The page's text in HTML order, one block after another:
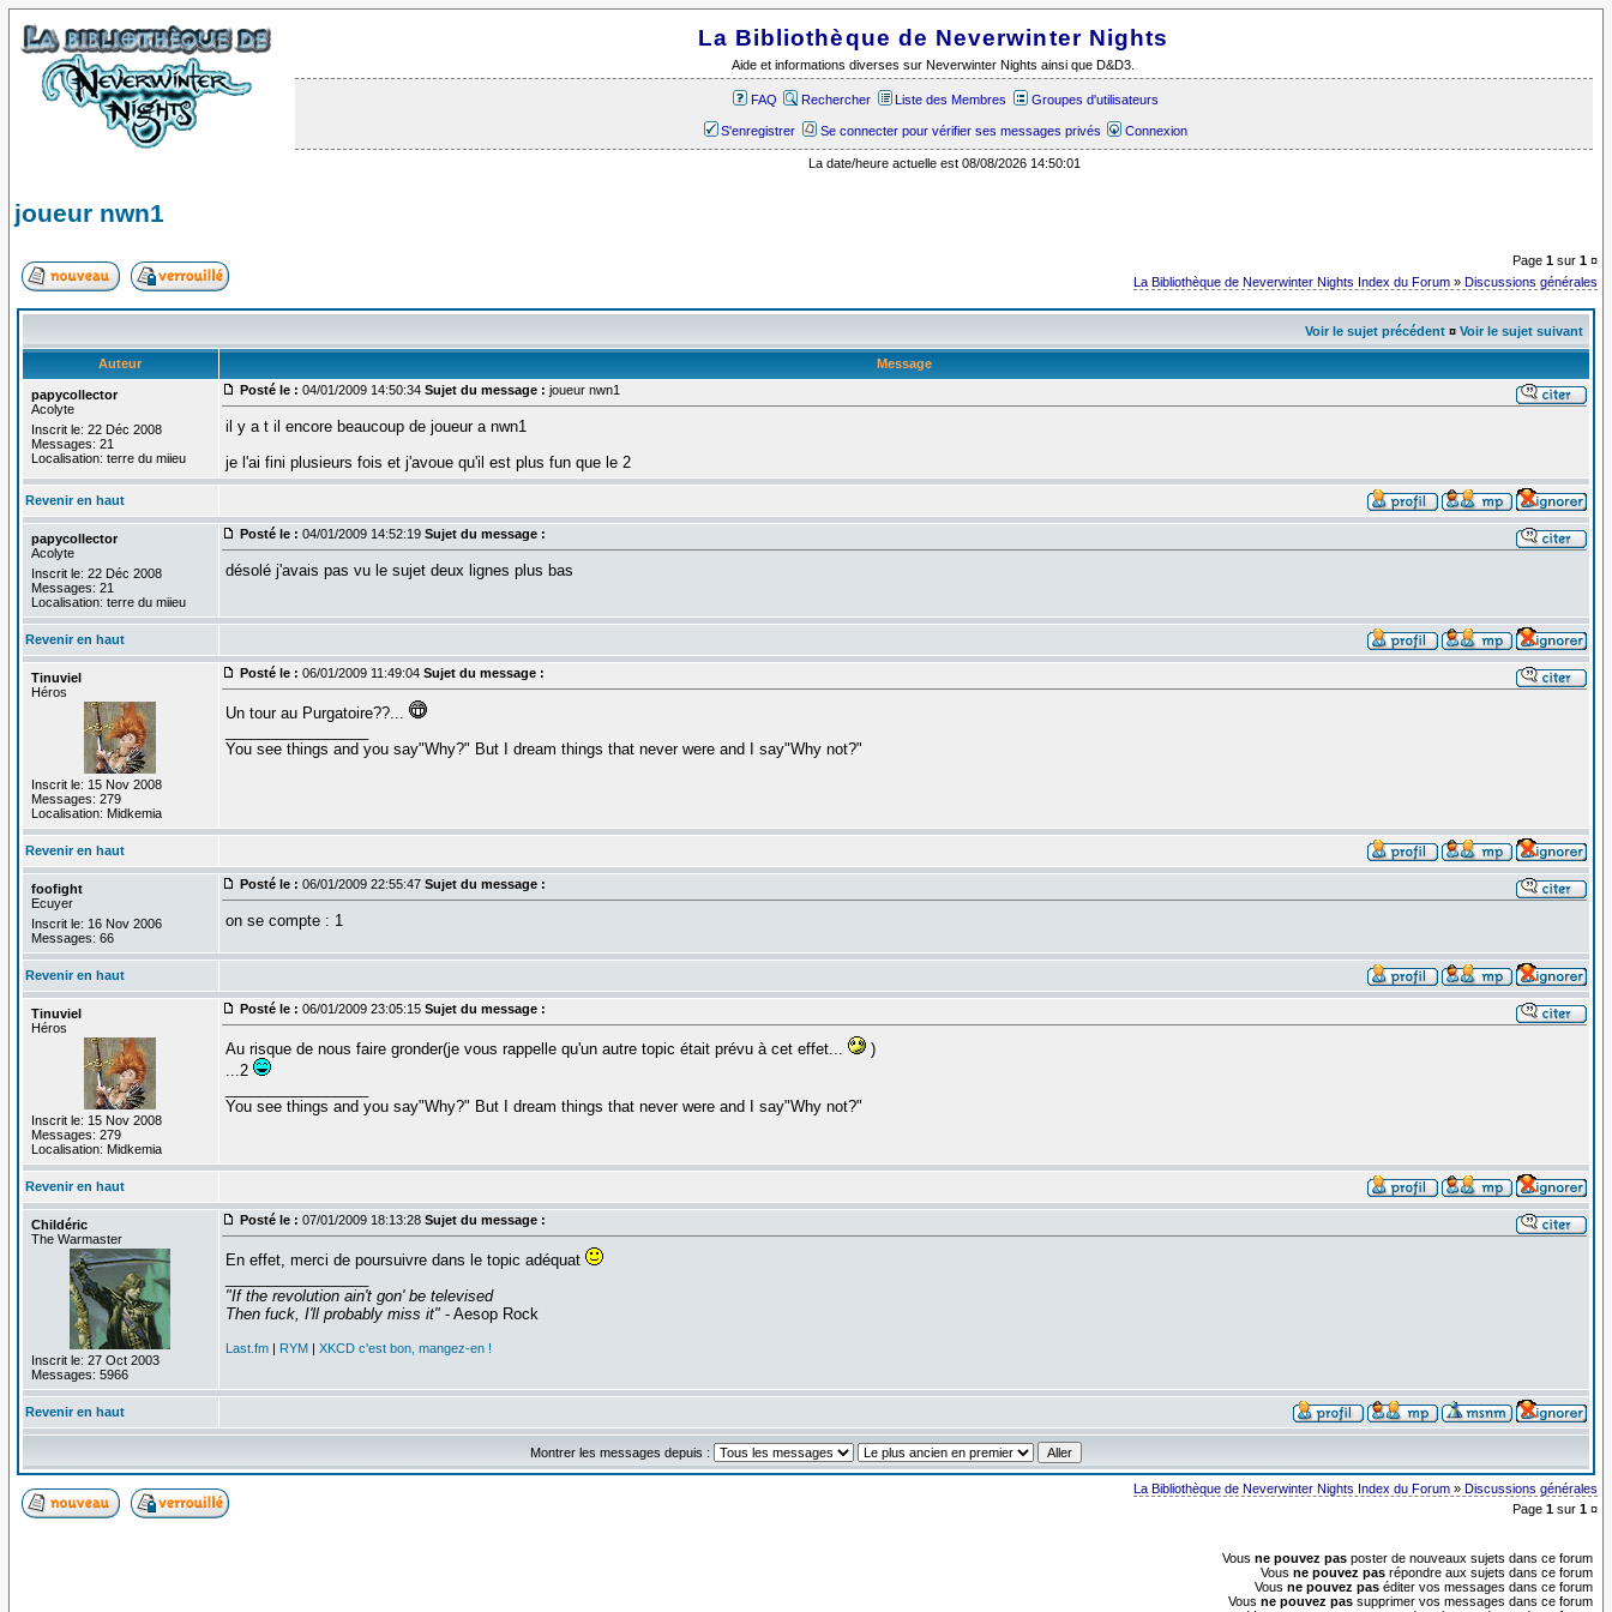
La Bibliothèque de Neverwinter Nights
Aide et informations diverses sur Neverwinter Nights ainsi que D&D3.
FAQ Rechercher Liste des Membres Groupes d'utilisateurs
S'enregistrer Se connecter pour vérifier ses messages privés Connexion
La date/heure actuelle est 08/08/2026 14:50:01
joueur nwn1
Page1 sur1 ¤
La Bibliothèque de Neverwinter Nights Index du Forum »Discussions générales
Voir le sujet précédent¤ Voir le sujet suivant
Auteur Message
papycollector
Acolyte
Inscrit le: 22 Déc 2008
Messages: 21
Localisation: terre du miieu
Posté le : 04/01/2009 14:50:34 Sujet du message : joueur nwn1
il y a t il encore beaucoup de joueur a nwn1
je l'ai fini plusieurs fois et j'avoue qu'il est plus fun que le 2
Revenir en haut
papycollector
Acolyte
Inscrit le: 22 Déc 2008
Messages: 21
Localisation: terre du miieu
Posté le : 04/01/2009 14:52:19 Sujet du message :
désolé j'avais pas vu le sujet deux lignes plus bas
Revenir en haut
Tinuviel
Héros
Inscrit le: 15 Nov 2008
Messages: 279
Localisation: Midkemia
Posté le : 06/01/2009 11:49:04 Sujet du message :
Un tour au Purgatoire??...
You see things and you say"Why?" But I dream things that never were and I say"Why not?"
Revenir en haut
foofight
Ecuyer
Inscrit le: 16 Nov 2006
Messages: 66
Posté le : 06/01/2009 22:55:47 Sujet du message :
on se compte : 1
Revenir en haut
Tinuviel
Héros
Inscrit le: 15 Nov 2008
Messages: 279
Localisation: Midkemia
Posté le : 06/01/2009 23:05:15 Sujet du message :
Au risque de nous faire gronder(je vous rappelle qu'un autre topic était prévu à cet effet...
)
...2
You see things and you say"Why?" But I dream things that never were and I say"Why not?"
Revenir en haut
Childéric
The Warmaster
Inscrit le: 27 Oct 2003
Messages: 5966
Posté le : 07/01/2009 18:13:28 Sujet du message :
En effet, merci de poursuivre dans le topic adéquat
"If the revolution ain't gon' be televised
Then fuck, I'll probably miss it"- Aesop Rock
Last.fm| RYM| XKCD c'est bon, mangez-en !
Revenir en haut
Montrer les messages depuis :
La Bibliothèque de Neverwinter Nights Index du Forum »Discussions générales
Page1 sur1 ¤
Vousne pouvez pas poster de nouveaux sujets dans ce forum
Vousne pouvez pas répondre aux sujets dans ce forum
Vousne pouvez pas éditer vos messages dans ce forum
Vousne pouvez pas supprimer vos messages dans ce forum